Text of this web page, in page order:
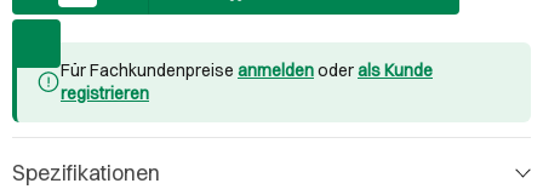
Für Fachkundenpreise anmeldenoderals Kunde
registrieren
Spezifikationen